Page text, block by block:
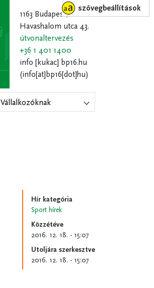
szövegbeállítások
1163 Budapest,
Havashalom utca 43.
útvonaltervezés
+36 1 401 1400
info [kukac] bp16.hu
(info[at]bp16[dot]hu)
Vállalkozóknak
Hír kategória
Sport hírek
Közzétéve
2016. 12. 18. - 15:07
Utoljára szerkesztve
2016. 12. 18. - 15:07